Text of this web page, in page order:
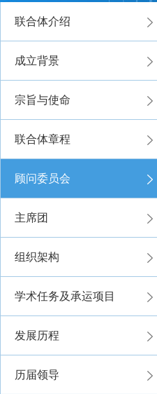
联合体介绍
成立背景
宗旨与使命
联合体章程
顾问委员会
主席团
组织架构
学术任务及承运项目
发展历程
历届领导